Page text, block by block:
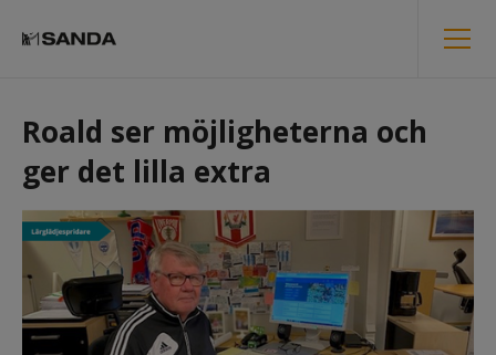
Roald ser möjligheterna och
ger det lilla extra